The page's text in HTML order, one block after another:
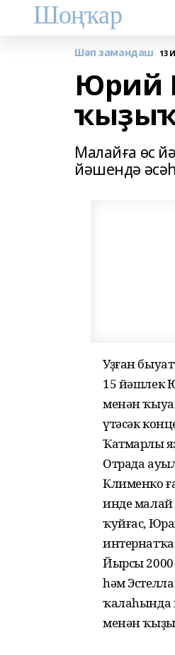
Шоңҡар
Шәп замандаш 13
Юрий
Малайға өс
йәшендә
Уҙған
15 йәшлек
менән
үтәсәк
Ҡатмарлы
Отрада
Клименко
инде малай
ҡуйғас,
Йырсы
һәм
ҡалаһында
менән